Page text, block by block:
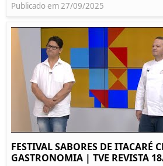
Publicado em 27/09/2025
FESTIVAL SABORES DE ITACARÉ
GASTRONOMIA | TVE REVISTA